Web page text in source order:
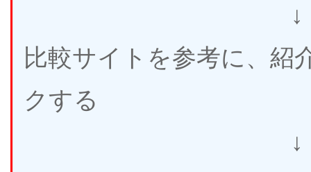
↓
比較サイトを参考に、紹
クする
↓